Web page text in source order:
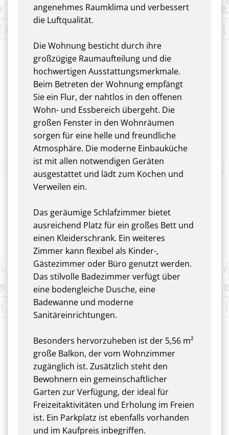
angenehmes Raumklima und verbessert
die Luftqualität.
Die Wohnung besticht durch ihre
großzügige Raumaufteilung und die
hochwertigen Ausstattungsmerkmale.
Beim Betreten der Wohnung empfängt
Sie ein Flur, der nahtlos in den offenen
Wohn- und Essbereich übergeht. Die
großen Fenster in den Wohnräumen
sorgen für eine helle und freundliche
Atmosphäre. Die moderne Einbauküche
ist mit allen notwendigen Geräten
ausgestattet und lädt zum Kochen und
Verweilen ein.
Das geräumige Schlafzimmer bietet
ausreichend Platz für ein großes Bett und
einen Kleiderschrank. Ein weiteres
Zimmer kann flexibel als Kinder-,
Gästezimmer oder Büro genutzt werden.
Das stilvolle Badezimmer verfügt über
eine bodengleiche Dusche, eine
Badewanne und moderne
Sanitäreinrichtungen.
Besonders hervorzuheben ist der 5,56 m²
große Balkon, der vom Wohnzimmer
zugänglich ist. Zusätzlich steht den
Bewohnern ein gemeinschaftlicher
Garten zur Verfügung, der ideal für
Freizeitaktivitäten und Erholung im Freien
ist. Ein Parkplatz ist ebenfalls vorhanden
und im Kaufpreis inbegriffen.